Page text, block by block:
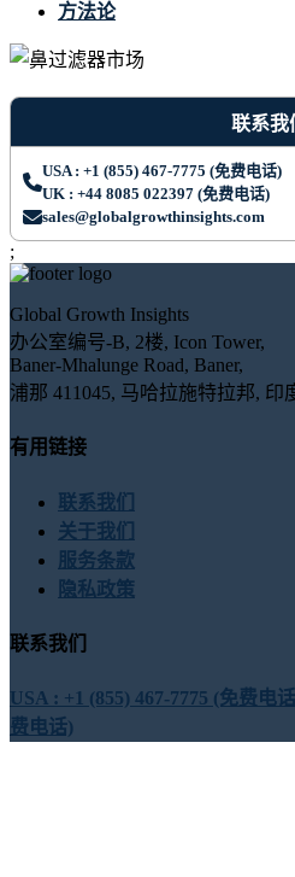
方法论
联系我
USA : +1 (855) 467-7775 (免费电话)
UK : +44 8085 022397 (免费电话)
sales@globalgrowthinsights.com
;
Global Growth Insights
办公室编号-B, 2楼, Icon Tower,
Baner-Mhalunge Road, Baner,
浦那 411045, 马哈拉施特拉邦, 印
有用链接
联系我们
关于我们
服务条款
隐私政策
联系我们
USA : +1 (855) 467-7775 (免费电
费电话)